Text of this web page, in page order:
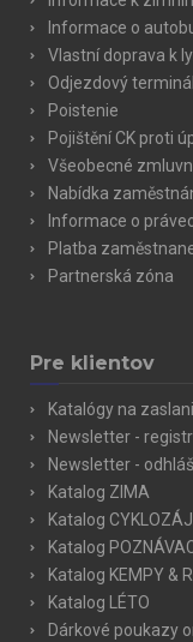
Informace o
Vlastní doprava k
Odjezdový
Poistenie
Pojištění CK proti
Všeobecné
Nabídka
Informace o
Platba
Partnerská zóna
Pre klientov
Katalógy na
Newsletter -
Newsletter -
Katalog ZIMA
Katalog
Katalog
Katalog KEMPY &
Katalog LÉTO
Dárkové poukazy